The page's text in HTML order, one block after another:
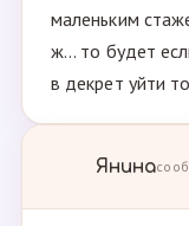
маленьким
ж... то будет
в декрет уйти
Янина